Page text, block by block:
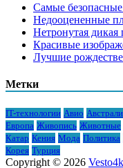
Самые
Недооцененные
Нетронутая дикая
Красивые
Лучшие
Метки
IT-технологии Авио
Европа Живопись Животные
Катар Кения Мода Политика
Корея Турция
Copyright © 2026